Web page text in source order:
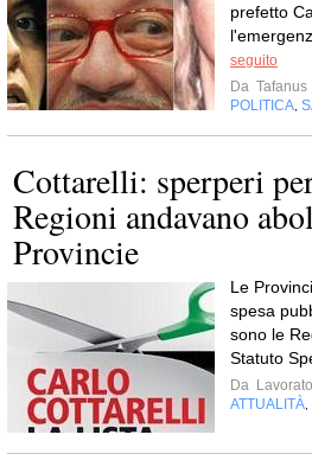
prefetto
seguito
Da Tafanus
POLITICA
Cottarelli: sperperi
Regioni andavano
Provincie
Le
spesa
sono le
Statuto
Da
ATTUALITÀ